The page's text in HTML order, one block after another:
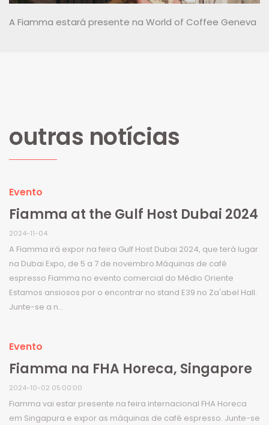
A Fiamma estará presente na World of Coffee Geneva
outras notícias
Evento
Fiamma at the Gulf Host Dubai 2024
2024-11-04
A Fiamma irá expor na feira Gulf Host Dubai 2024, que terá lugar
na Dubai Expo, de 5 a 7 de novembro.Máquinas de café
espresso Fiamma no evento comercial do Médio Oriente
Estamos ansiosos por o encontrar no stand E39 no Za'abel Hall.
Junte-se a n...
Evento
Fiamma na FHA Horeca, Singapore
2024-10-02 05:00:00
Fiamma vai estar presente na feira internacional FHA Horeca
em Singapura e expor as máquinas de café espresso. Junte-se